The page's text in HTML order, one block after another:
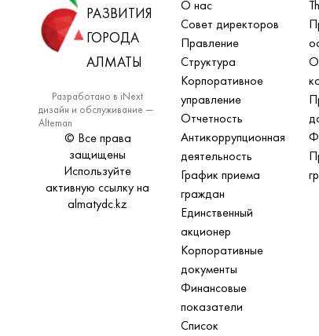
РАЗВИТИЯ
ГОРОДА
АЛМАТЫ
Разработано в iNext
дизайн и обслуживание —
Alteman
© Все права
защищены
Используйте
активную ссылку на
almatydc.kz
О нас
Совет директоров
Правление
Структура
Корпоративное
управление
Отчетность
Антикоррупционная
деятельность
График приема
граждан
Единственный
акционер
Корпоративные
документы
Финансовые
показатели
Список